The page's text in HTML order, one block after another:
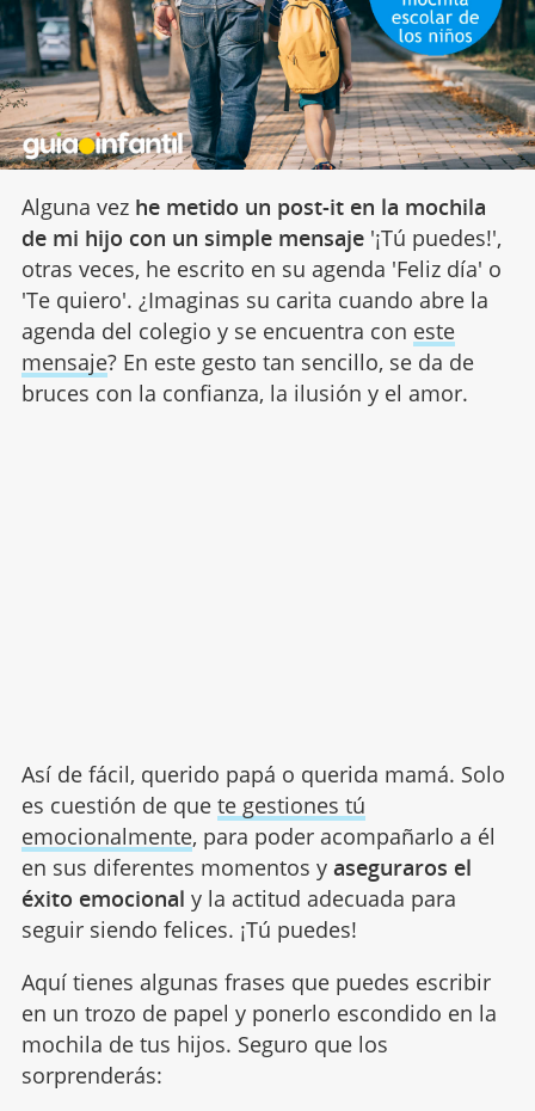
Alguna vezhe metido un post-it en la mochila
de mi hijo con un simple mensaje'¡Tú puedes!',
otras veces, he escrito en su agenda 'Feliz día' o
'Te quiero'. ¿Imaginas su carita cuando abre la
agenda del colegio y se encuentra con este
mensaje? En este gesto tan sencillo, se da de
bruces con la confianza, la ilusión y el amor.
Así de fácil, querido papá o querida mamá. Solo
es cuestión de que te gestiones tú
emocionalmente, para poder acompañarlo a él
en sus diferentes momentos y aseguraros el
éxito emocional y la actitud adecuada para
seguir siendo felices. ¡Tú puedes!
Aquí tienes algunas frases que puedes escribir
en un trozo de papel y ponerlo escondido en la
mochila de tus hijos. Seguro que los
sorprenderás: